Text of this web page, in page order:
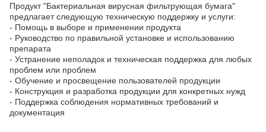
Продукт "Бактериальная вирусная фильтрующая бумага"
предлагает следующую техническую поддержку и услуги:
- Помощь в выборе и применении продукта
- Руководство по правильной установке и использованию
препарата
- Устранение неполадок и техническая поддержка для любых
проблем или проблем
- Обучение и просвещение пользователей продукции
- Конструкция и разработка продукции для конкретных нужд
- Поддержка соблюдения нормативных требований и
документация